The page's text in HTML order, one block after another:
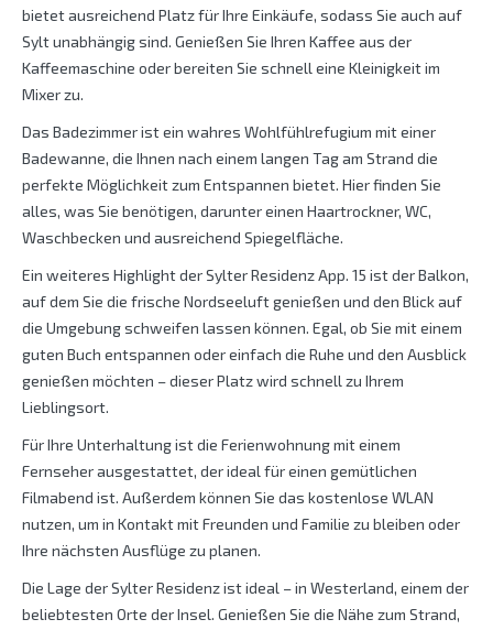
bietet ausreichend Platz für Ihre Einkäufe, sodass Sie auch auf
Sylt unabhängig sind. Genießen Sie Ihren Kaffee aus der
Kaffeemaschine oder bereiten Sie schnell eine Kleinigkeit im
Mixer zu.
Das Badezimmer ist ein wahres Wohlfühlrefugium mit einer
Badewanne, die Ihnen nach einem langen Tag am Strand die
perfekte Möglichkeit zum Entspannen bietet. Hier finden Sie
alles, was Sie benötigen, darunter einen Haartrockner, WC,
Waschbecken und ausreichend Spiegelfläche.
Ein weiteres Highlight der Sylter Residenz App. 15 ist der Balkon,
auf dem Sie die frische Nordseeluft genießen und den Blick auf
die Umgebung schweifen lassen können. Egal, ob Sie mit einem
guten Buch entspannen oder einfach die Ruhe und den Ausblick
genießen möchten – dieser Platz wird schnell zu Ihrem
Lieblingsort.
Für Ihre Unterhaltung ist die Ferienwohnung mit einem
Fernseher ausgestattet, der ideal für einen gemütlichen
Filmabend ist. Außerdem können Sie das kostenlose WLAN
nutzen, um in Kontakt mit Freunden und Familie zu bleiben oder
Ihre nächsten Ausflüge zu planen.
Die Lage der Sylter Residenz ist ideal – in Westerland, einem der
beliebtesten Orte der Insel. Genießen Sie die Nähe zum Strand,